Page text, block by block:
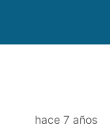
hace 7 años